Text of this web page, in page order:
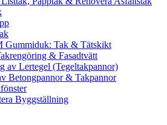
Gummiduk: Tak & Tätskikt
& Fasadtvätt
av Lertegel (Tegeltakpannor)
Betongpannor & Takpannor
Byggställning